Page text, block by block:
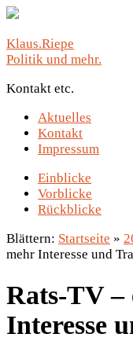
Klaus.Riepe
Politik und mehr.
Kontakt etc.
Aktuelles
Kontakt
Impressum
Einblicke
Vorblicke
Rückblicke
Blättern: Startseite »
mehr Interesse und
Rats-TV –
Interesse